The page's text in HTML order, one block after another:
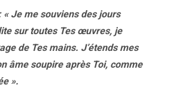
« Je me souviens des jours
sur toutes Tes œuvres, je
de Tes mains. J’étends mes
âme soupire après Toi, comme
».